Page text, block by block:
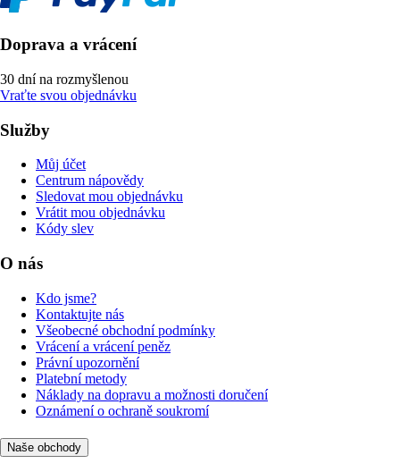
Doprava a vrácení
30 dní na rozmyšlenou
Vraťte svou objednávku
Služby
Můj účet
Centrum nápovědy
Sledovat mou objednávku
Vrátit mou objednávku
Kódy slev
O nás
Kdo jsme?
Kontaktujte nás
Všeobecné obchodní podmínky
Vrácení a vrácení peněz
Právní upozornění
Platební metody
Náklady na dopravu a možnosti doručení
Oznámení o ochraně soukromí
Naše obchody